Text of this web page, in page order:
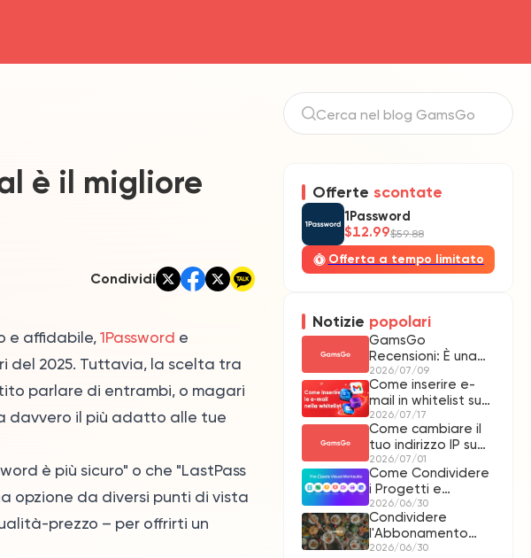
è il migliore
Condividi
e affidabile, 1Password e
del 2025. Tuttavia, la scelta tra
parlare di entrambi, o magari
davvero il più adatto alle tue
è più sicuro" o che "LastPass
opzione da diversi punti di vista
prezzo – per offrirti un
Offerte scontate
1Password
$12.99$59.88
Offerta a tempo limitato
Notizie popolari
GamsGo
Recensioni: È una
Piattaforma
Affidabile?
2026/07/09
Come inserire e-
mail in whitelist su
Gmail e altri
2026/07/17
Come cambiare il
tuo indirizzo IP su
una rete pubblica?
2026/07/01
Come Condividere
i Progetti e
l'Account Canva:
Una Guida
Completa
2026/06/30
Condividere
l'Abbonamento
Cookidoo: Tutto
2026/06/30